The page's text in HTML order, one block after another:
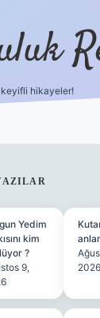
keyifli hikayeler!
Yedim
kim
?
9,
2026